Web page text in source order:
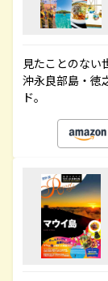
見たことのな
沖永良部島・徳
ド。